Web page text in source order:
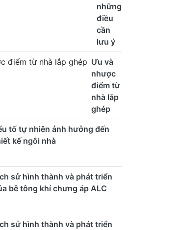
những
điều
cần
lưu ý
Ưu và
nhược
điểm từ
nhà lắp
ghép
tố tự nhiên ảnh hưởng đến
kế ngôi nhà
sử hình thành và phát triển
bê tông khí chưng áp ALC
sử hình thành và phát triển